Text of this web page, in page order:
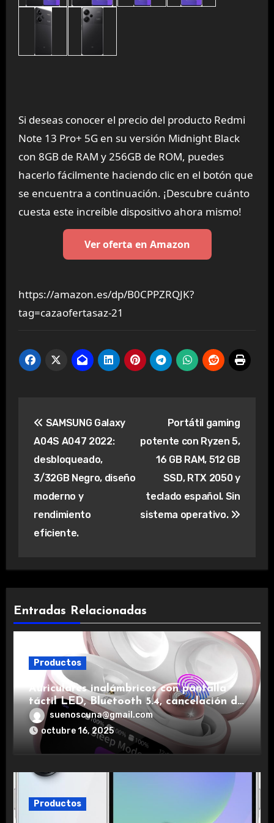
Si deseas conocer el precio del producto Redmi
Note 13 Pro+ 5G en su versión Midnight Black
con 8GB de RAM y 256GB de ROM, puedes
hacerlo fácilmente haciendo clic en el botón que
se encuentra a continuación. ¡Descubre cuánto
cuesta este increíble dispositivo ahora mismo!
Ver oferta en Amazon
https://amazon.es/dp/B0CPPZRQJK?
tag=cazaofertasaz-21
de
entradas
SAMSUNG Galaxy
A04S A047 2022:
desbloqueado,
3/32GB Negro, diseño
moderno y
rendimiento
eficiente.
Portátil gaming
potente con Ryzen 5,
16 GB RAM, 512 GB
SSD, RTX 2050 y
teclado español. Sin
sistema operativo.
Entradas Relacionadas
Productos
Auriculares inalámbricos con pantalla
táctil LED, Bluetooth 5.4, cancelación de
ruido, impermeables y de larga duración.
suenoscuna@gmail.com
octubre 16, 2025
Productos